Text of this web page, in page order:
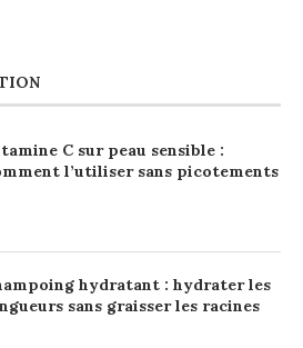
C sur peau sensible :
l’utiliser sans picotements
hydratant : hydrater les
sans graisser les racines